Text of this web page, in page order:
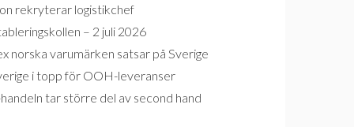
rekryterar logistikchef
– 2 juli 2026
norska varumärken satsar på Sverige
i topp för OOH-leveranser
tar större del av second hand